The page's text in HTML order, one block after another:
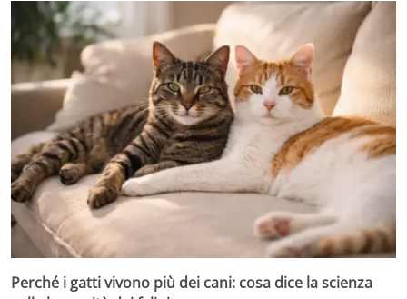
Perché i gatti vivono più dei cani: cosa dice la scienza